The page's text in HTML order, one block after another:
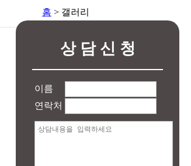
상 담 신 청
이름
연락처
홈 > 갤러리